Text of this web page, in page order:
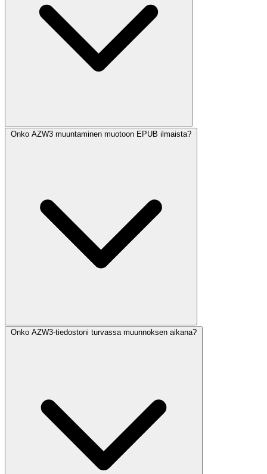
Onko AZW3 muuntaminen muotoon EPUB ilmaista?
Onko AZW3-tiedostoni turvassa muunnoksen aikana?